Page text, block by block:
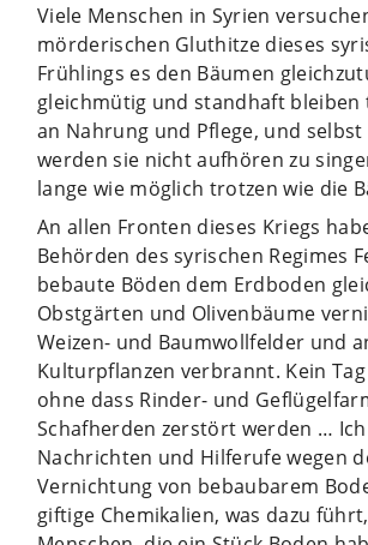
Viele Menschen in Syrien
mörderischen Gluthitze dieses
Frühlings es den Bäumen
gleichmütig und standhaft bleiben
an Nahrung und Pflege, und selbst
werden sie nicht aufhören zu
lange wie möglich trotzen wie die
An allen Fronten dieses Kriegs
Behörden des syrischen Regimes
bebaute Böden dem Erdboden
Obstgärten und Olivenbäume
Weizen- und Baumwollfelder und
Kulturpflanzen verbrannt. Kein
ohne dass Rinder- und
Schafherden zerstört werden …
Nachrichten und Hilferufe wegen
Vernichtung von bebaubarem
giftige Chemikalien, was dazu